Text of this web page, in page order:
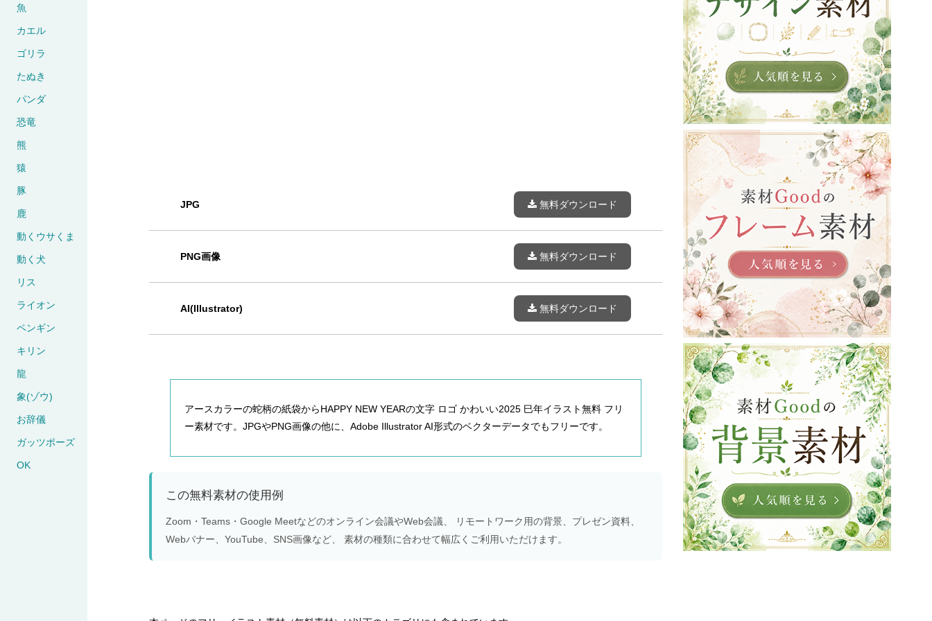
魚
カエル
ゴリラ
たぬき
パンダ
恐竜
熊
猿
豚
鹿
動くウサくま
動く犬
リス
ライオン
ペンギン
キリン
龍
象(ゾウ)
お辞儀
ガッツポーズ
OK
JPG 無料ダウンロード
PNG画像 無料ダウンロード
AI(Illustrator) 無料ダウンロード
アースカラーの蛇柄の紙袋からHAPPY NEW YEARの文字 ロゴ かわいい2025 巳年イラスト無料 フリ
ー素材です。JPGやPNG画像の他に、Adobe Illustrator AI形式のベクターデータでもフリーです。
この無料素材の使用例
Zoom・Teams・Google Meetなどのオンライン会議やWeb会議、 リモートワーク用の背景、プレゼン資料、
Webバナー、YouTube、SNS画像など、 素材の種類に合わせて幅広くご利用いただけます。